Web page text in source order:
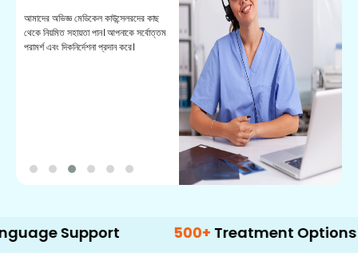
আমাদের অভিজ্ঞ মেডিকেল কাউন্সেলরদের কাছ
থেকে নিয়মিত সহায়তা পান। আপনাকে সর্বোত্তম
পরামর্শ এবং দিকনির্দেশনা প্রদান করে।
500+ Treatment Options